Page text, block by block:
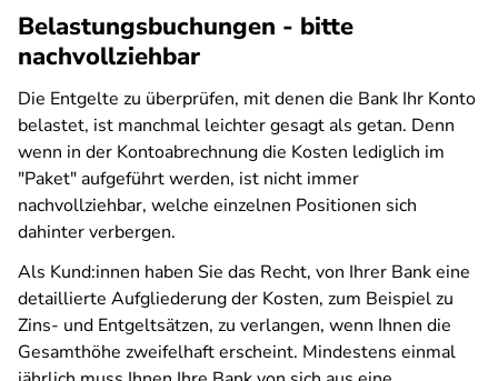
Belastungsbuchungen - bitte
nachvollziehbar
Die Entgelte zu überprüfen, mit denen die Bank Ihr Konto
belastet, ist manchmal leichter gesagt als getan. Denn
wenn in der Kontoabrechnung die Kosten lediglich im
"Paket" aufgeführt werden, ist nicht immer
nachvollziehbar, welche einzelnen Positionen sich
dahinter verbergen.
Als Kund:innen haben Sie das Recht, von Ihrer Bank eine
detaillierte Aufgliederung der Kosten, zum Beispiel zu
Zins- und Entgeltsätzen, zu verlangen, wenn Ihnen die
Gesamthöhe zweifelhaft erscheint. Mindestens einmal